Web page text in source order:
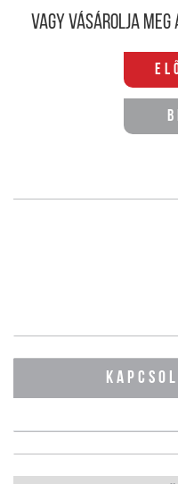
Vagy vásárolja